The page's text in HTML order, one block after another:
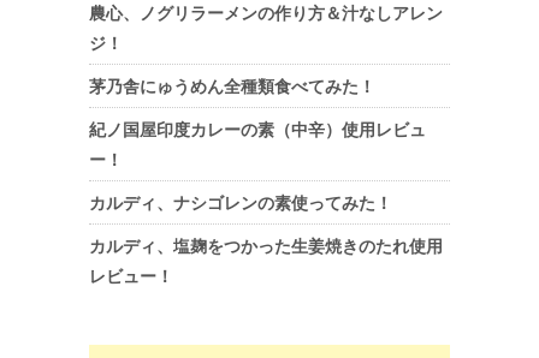
農心、ノグリラーメンの作り方＆汁なしアレン
ジ！
茅乃舎にゅうめん全種類食べてみた！
紀ノ国屋印度カレーの素（中辛）使用レビュ
ー！
カルディ、ナシゴレンの素使ってみた！
カルディ、塩麹をつかった生姜焼きのたれ使用
レビュー！